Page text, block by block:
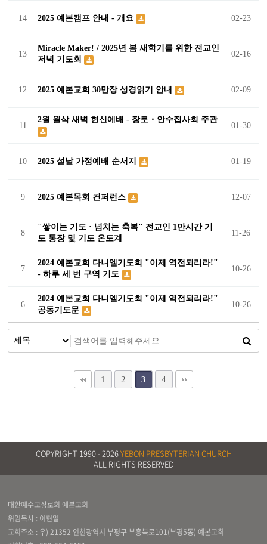
14 2025 예본캠프 안내 - 개요 02-23
13
Miracle Maker! / 2025년 봄 새학기를 위한 전교인
저녁 기도회
02-16
12 2025 예본교회 30만장 성경읽기 안내 02-09
11
2월 월삭 새벽 헌신예배 - 장로・안수집사회 주관
01-30
10 2025 설날 가정예배 순서지 01-19
9 2025 예본목회 컨퍼런스 12-07
8
"쌓이는 기도 · 넘치는 축복" 전교인 1만시간 기
도 통장 및 기도 온도계
11-26
7
2024 예본교회 다니엘기도회 "이제 역전되리라!"
- 하루 세 번 구역 기도
10-26
6
2024 예본교회 다니엘기도회 "이제 역전되리라!"
공동기도문
10-26
1 2 3 4
COPYRIGHT 1990 -2026YEBON PRESBYTERIAN CHURCH
ALL RIGHTS RESERVED
대한예수교장로회 예본교회
위임목사 : 이현일
교회주소 : 우) 21352 인천광역시 부평구 부흥북로101(부평5동) 예본교회